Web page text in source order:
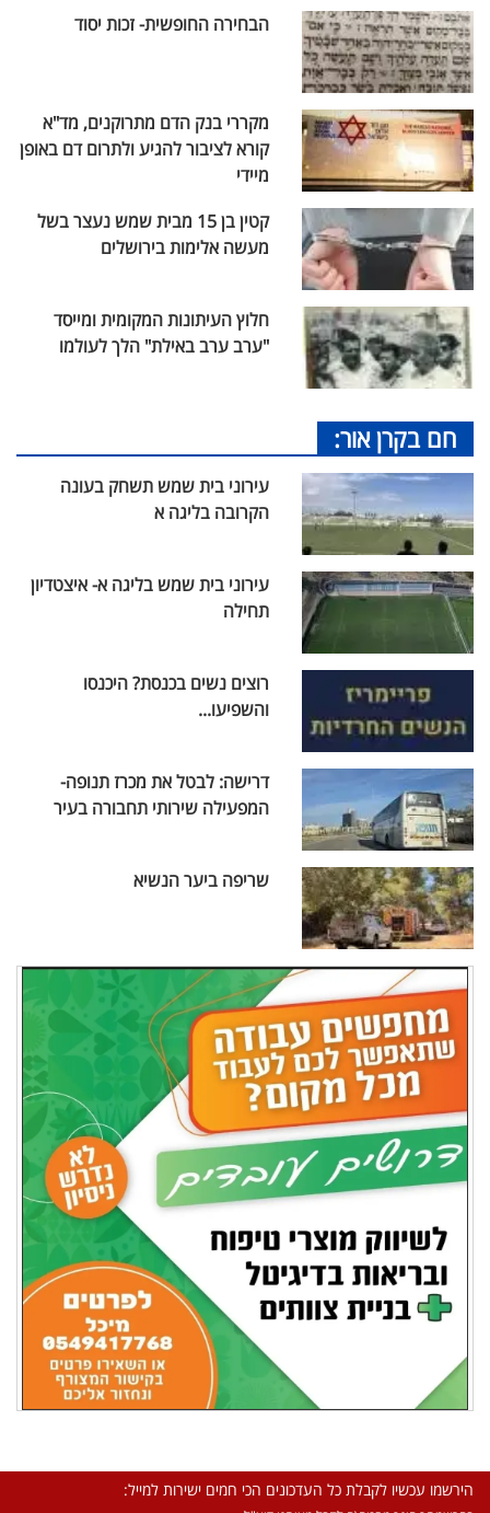
הבחירה החופשית- זכות יסוד
מקררי בנק הדם מתרוקנים, מד"א
קורא לציבור להגיע ולתרום דם באופן
מיידי
קטין בן 15 מבית שמש נעצר בשל
מעשה אלימות בירושלים
חלוץ העיתונות המקומית ומייסד
"ערב ערב באילת" הלך לעולמו
חם בקרן אור:
עירוני בית שמש תשחק בעונה
הקרובה בליגה א
עירוני בית שמש בליגה א- איצטדיון
תחילה
רוצים נשים בכנסת? היכנסו
והשפיעו...
דרישה: לבטל את מכרז תנופה-
המפעילה שירותי תחבורה בעיר
שריפה ביער הנשיא
הירשמו עכשיו לקבלת כל העדכונים הכי חמים ישירות למייל: